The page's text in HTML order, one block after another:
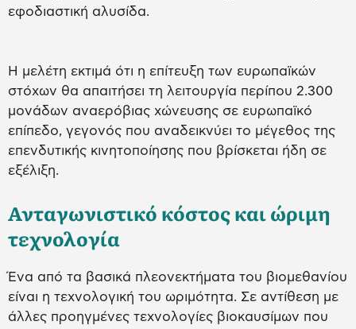
εφοδιαστική αλυσίδα.
Η μελέτη εκτιμά ότι η επίτευξη των ευρωπαϊκών
στόχων θα απαιτήσει τη λειτουργία περίπου 2.300
μονάδων αναερόβιας χώνευσης σε ευρωπαϊκό
επίπεδο, γεγονός που αναδεικνύει το μέγεθος της
επενδυτικής κινητοποίησης που βρίσκεται ήδη σε
εξέλιξη.
Ανταγωνιστικό κόστος και ώριμη
τεχνολογία
Ένα από τα βασικά πλεονεκτήματα του βιομεθανίου
είναι η τεχνολογική του ωριμότητα. Σε αντίθεση με
άλλες προηγμένες τεχνολογίες βιοκαυσίμων που